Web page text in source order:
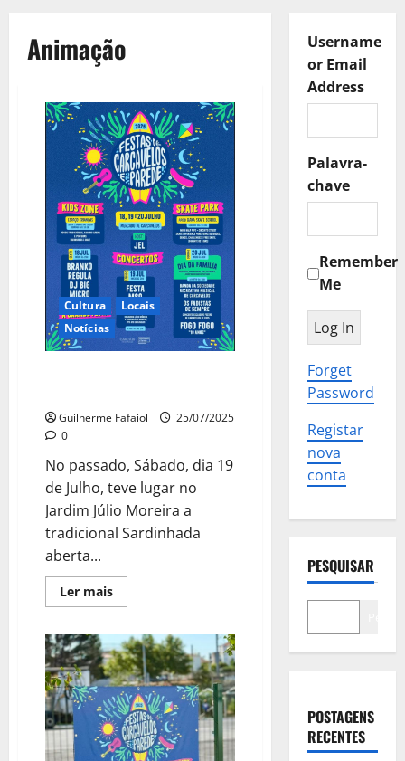
Animação
Cultura
Locais
Notícias
Guilherme Fafaiol
25/07/2025
0
No passado, Sábado, dia 19
de Julho, teve lugar no
Jardim Júlio Moreira a
tradicional Sardinhada
aberta...
Ler maisLeia
mais
nas
Festas
de
Carcavelos
Username
or Email
Address
Palavra-
chave
Remember
Me
Forget
Password
Registar
nova
conta
PESQUISAR
POSTAGENS
RECENTES